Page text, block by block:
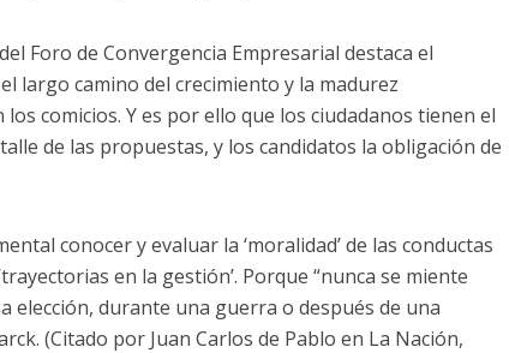
Foro de Convergencia Empresarial destaca el
largo camino del crecimiento y la madurez
los comicios. Y es por ello que los ciudadanos tienen el
de las propuestas, y los candidatos la obligación de
conocer y evaluar la ‘moralidad’ de las conductas
en la gestión’. Porque “nunca se miente
elección, durante una guerra o después de una
(Citado por Juan Carlos de Pablo en La Nación,